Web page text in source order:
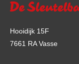
Hooidijk 15F
7661 RA Vasse